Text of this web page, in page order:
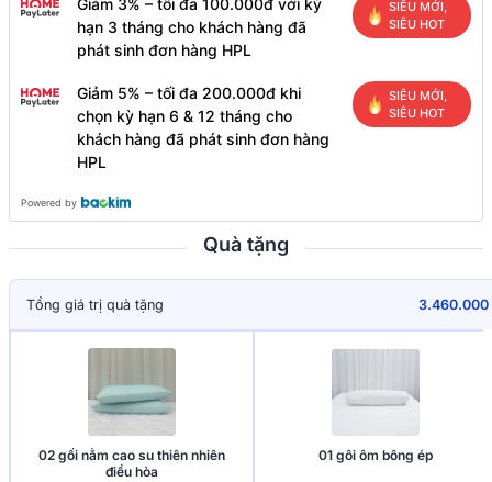
Giảm 3% – tối đa 100.000đ với kỳ
hạn 3 tháng cho khách hàng đã
phát sinh đơn hàng HPL
SIÊU MỚI,
SIÊU HOT
Giảm 5% – tối đa 200.000đ khi
chọn kỳ hạn 6 & 12 tháng cho
khách hàng đã phát sinh đơn hàng
HPL
SIÊU MỚI,
SIÊU HOT
Powered by
Quà tặng
Tổng giá trị quà tặng 3.460.000
02 gối nằm cao su thiên nhiên
điều hòa
01 gôi ôm bông ép